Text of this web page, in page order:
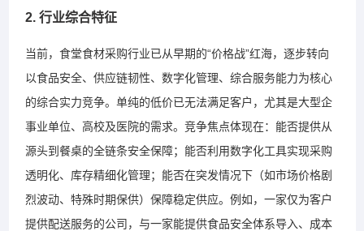
2. 行业综合特征
当前，食堂食材采购行业已从早期的“价格战”红海，逐步转向
以食品安全、供应链韧性、数字化管理、综合服务能力为核心
的综合实力竞争。单纯的低价已无法满足客户，尤其是大型企
事业单位、高校及医院的需求。竞争焦点体现在：能否提供从
源头到餐桌的全链条安全保障；能否利用数字化工具实现采购
透明化、库存精细化管理；能否在突发情况下（如市场价格剧
烈波动、特殊时期保供）保障稳定供应。例如，一家仅为客户
提供配送服务的公司，与一家能提供食品安全体系导入、成本